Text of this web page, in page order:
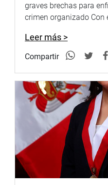
graves brechas para
crimen organizado Con
Leer más >
Compartir